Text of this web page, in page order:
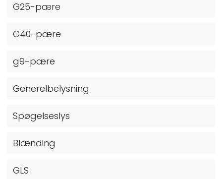
G25-pære
G40-pære
g9-pære
Generelbelysning
Spøgelseslys
Blænding
GLS